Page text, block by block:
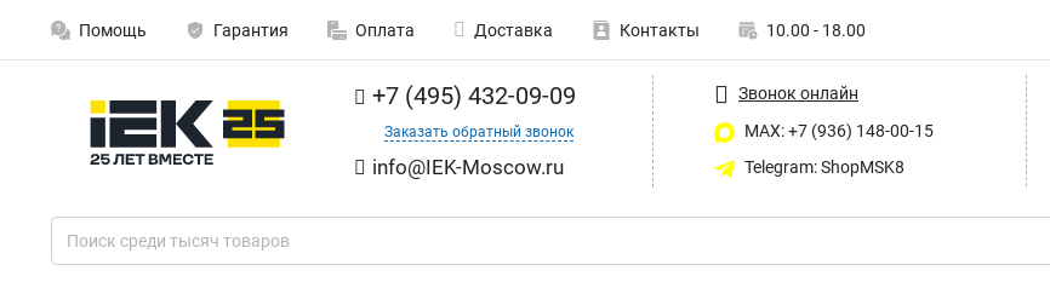
Помощь Гарантия Оплата Доставка Контакты 10.00 - 18.00
+7 (495) 432-09-09
Заказать обратный звонок
info@IEK-Moscow.ru
Звонок онлайн
MAX: +7 (936) 148-00-15
Telegram: ShopMSK8